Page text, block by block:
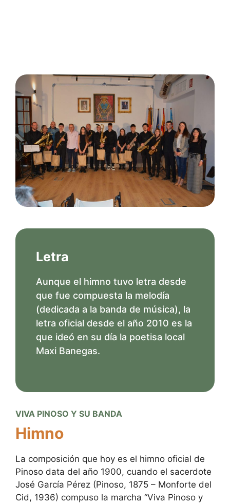
Letra
Aunque el himno tuvo letra desde
que fue compuesta la melodía
(dedicada a la banda de música), la
letra oficial desde el año 2010 es la
que ideó en su día la poetisa local
Maxi Banegas.
VIVA PINOSO Y SU BANDA
Himno
La composición que hoy es el himno oficial de
Pinoso data del año 1900, cuando el sacerdote
José García Pérez (Pinoso, 1875 – Monforte del
Cid, 1936) compuso la marcha “Viva Pinoso y